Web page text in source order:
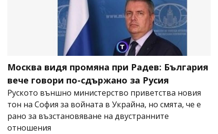
Москва видя промяна при Радев: България
вече говори по-сдържано за Русия
Руското външно министерство приветства новия
тон на София за войната в Украйна, но смята, че е
рано за възстановяване на двустранните
отношения